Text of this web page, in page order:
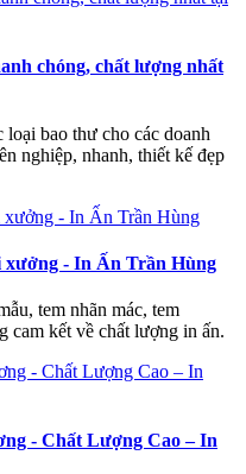
chóng, chất lượng nhất
bao thư cho các doanh
nghiệp, nhanh, thiết kế đẹp
xưởng - In Ấn Trần Hùng
tem nhãn mác, tem
cam kết về chất lượng in ấn.
- Chất Lượng Cao – In